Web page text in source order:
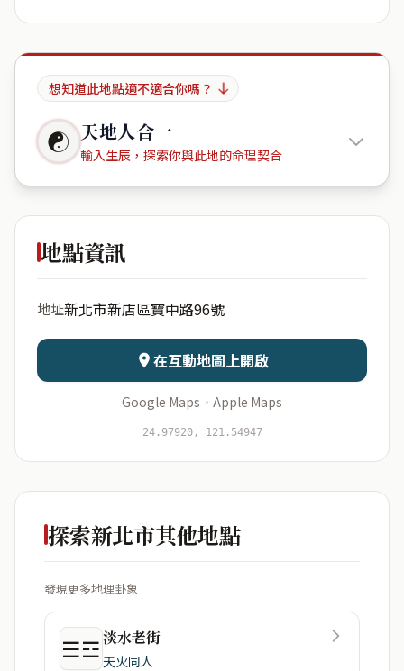
想知道此地點適不適合你嗎？
☯ 天地人合一
輸入生辰，探索你與此地的命理契合
寶中大廈
日期 出生時辰
資料僅用於即時分析，不會儲存於伺服器
地點資訊
地址新北市新店區寶中路96號
在互動地圖上開啟
Google Maps · Apple Maps
24.97920, 121.54947
探索新北市其他地點
發現更多地理卦象
☰☲淡水老街
天火同人